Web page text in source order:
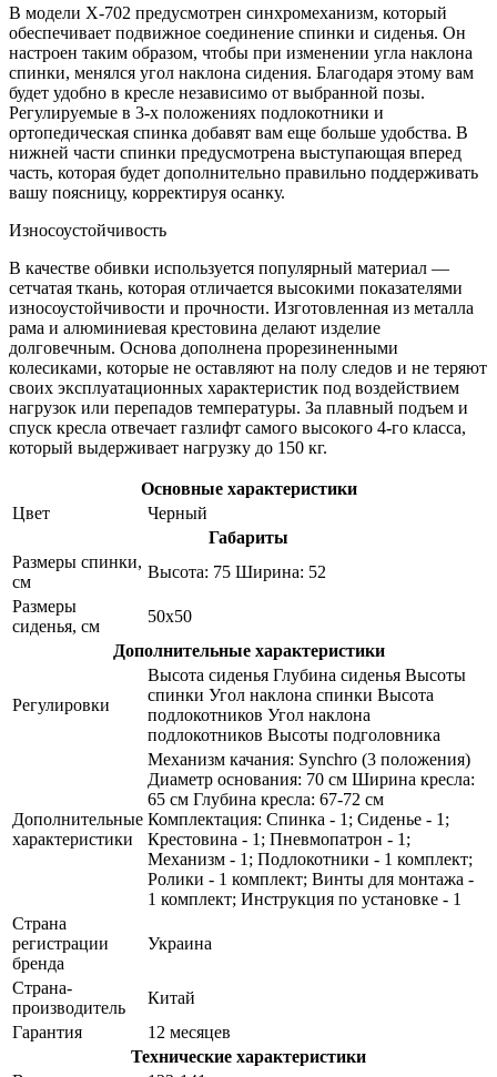
В модели X-702 предусмотрен синхромеханизм, который
обеспечивает подвижное соединение спинки и сиденья. Он
настроен таким образом, чтобы при изменении угла наклона
спинки, менялся угол наклона сидения. Благодаря этому вам
будет удобно в кресле независимо от выбранной позы.
Регулируемые в 3-х положениях подлокотники и
ортопедическая спинка добавят вам еще больше удобства. В
нижней части спинки предусмотрена выступающая вперед
часть, которая будет дополнительно правильно поддерживать
вашу поясницу, корректируя осанку.
Износоустойчивость
В качестве обивки используется популярный материал —
сетчатая ткань, которая отличается высокими показателями
износоустойчивости и прочности. Изготовленная из металла
рама и алюминиевая крестовина делают изделие
долговечным. Основа дополнена прорезиненными
колесиками, которые не оставляют на полу следов и не теряют
своих эксплуатационных характеристик под воздействием
нагрузок или перепадов температуры. За плавный подъем и
спуск кресла отвечает газлифт самого высокого 4-го класса,
который выдерживает нагрузку до 150 кг.
Основные характеристики
Цвет
Черный
Габариты
Размеры спинки,
см
Высота: 75 Ширина: 52
Размеры
сиденья, см
50x50
Дополнительные характеристики
Регулировки
Высота сиденья Глубина сиденья Высоты
спинки Угол наклона спинки Высота
подлокотников Угол наклона
подлокотников Высоты подголовника
Дополнительные
характеристики
Механизм качания: Synchro (3 положения)
Диаметр основания: 70 см Ширина кресла:
65 см Глубина кресла: 67-72 см
Комплектация: Спинка - 1; Сиденье - 1;
Крестовина - 1; Пневмопатрон - 1;
Механизм - 1; Подлокотники - 1 комплект;
Ролики - 1 комплект; Винты для монтажа -
1 комплект; Инструкция по установке - 1
Страна
регистрации
бренда
Украина
Страна-
производитель
Китай
Гарантия
12 месяцев
Технические характеристики